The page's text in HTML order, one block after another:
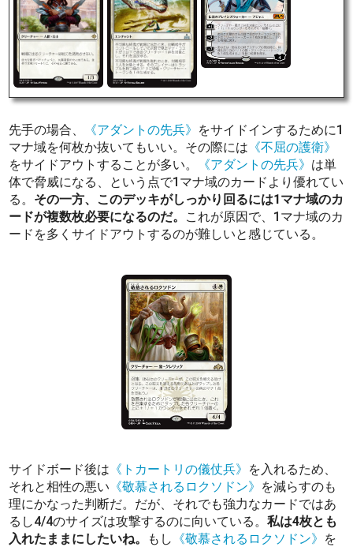
先手の場合、 《アダントの先兵》 をサイドインするために1
マナ域を何枚か抜いてもいい。その際には 《不屈の護衛》
をサイドアウトすることが多い。
《アダントの先兵》 は単
体で脅威になる、という点で1マナ域のカードより優れてい
る。 その一方、このデッキがしっかり回るには1マナ域のカ
ードが複数枚必要になるのだ。 これが原因で、1マナ域のカ
ードを多くサイドアウトするのが難しいと感じている。
サイドボード後は 《トカートリの儀仗兵》 を入れるため、
それと相性の悪い 《敬慕されるロクソドン》 を減らすのも
理にかなった判断だ。だが、それでも強力なカードではあ
るし4/4のサイズは攻撃するのに向いている。私は4枚とも
入れたままにしたいね。
もし 《敬慕されるロクソドン》 を